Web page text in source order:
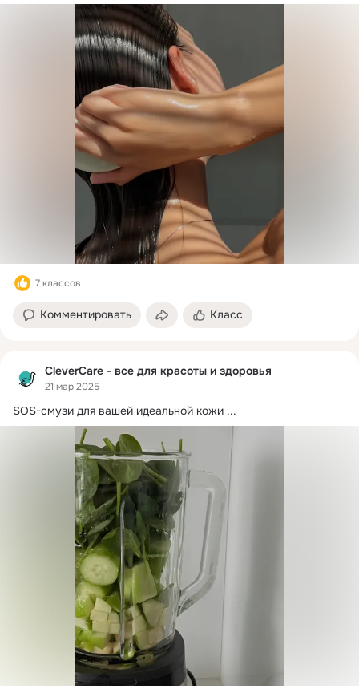
7 классов
Комментировать Класс
CleverCare - все для красоты и здоровья
21 мар 2025
SOS-смузи для вашей идеальной кожи ...